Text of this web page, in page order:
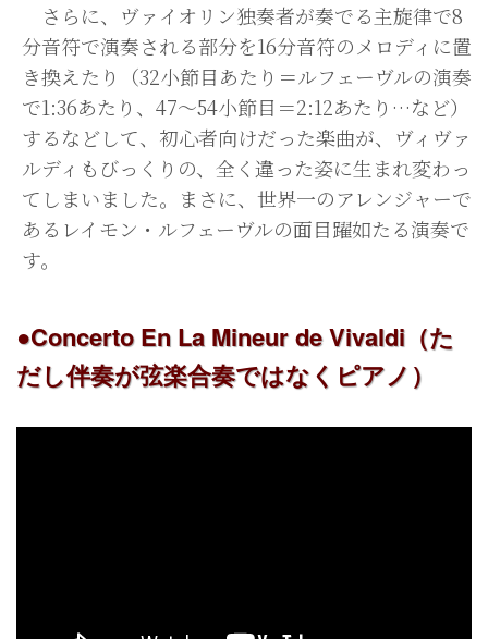
さらに、ヴァイオリン独奏者が奏でる主旋律で8
分音符で演奏される部分を16分音符のメロディに置
き換えたり（32小節目あたり＝ルフェーヴルの演奏
で1:36あたり、47〜54小節目＝2:12あたり…など）
するなどして、初心者向けだった楽曲が、ヴィヴァ
ルディもびっくりの、全く違った姿に生まれ変わっ
てしまいました。まさに、世界一のアレンジャーで
あるレイモン・ルフェーヴルの面目躍如たる演奏で
す。
●Concerto En La Mineur de Vivaldi（た
だし伴奏が弦楽合奏ではなくピアノ）